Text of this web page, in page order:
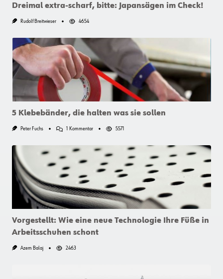
Dreimal extra-scharf, bitte: Japansägen im Check!
Rudolf Breitwieser 4654
5 Klebebänder, die halten was sie sollen
Peter Fuchs 1 KommentarZu
Die
Halten
Was
Sie
5571
Vorgestellt: Wie eine neue Technologie Ihre Füße in
Arbeitsschuhen schont
Azem Balaj 2463